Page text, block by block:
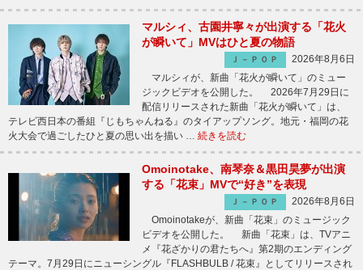
マルシィ、古園井寧々が出演する「花火
が瞬いて」MVはひと夏の物語
Ｊ－ＰＯＰ
2026年8月6日
マルシィが、新曲「花火が瞬いて」のミュー
ジックビデオを公開した。 2026年7月29日に
配信リリースされた新曲「花火が瞬いて」は、
テレビ西日本の番組『じもちゃんねる』のタイアップソング。地元・福岡の花
火大会で過ごしたひと夏の思い出を描い … 続きを読む
Omoinotake、南琴奈＆黒田昊夢が出演
する「花束」MVで“好き”を表現
Ｊ－ＰＯＰ
2026年8月6日
Omoinotakeが、新曲「花束」のミュージック
ビデオを公開した。 新曲「花束」は、TVアニ
メ『花ざかりの君たちへ』第2期のエンディング
テーマ。7月29日にニューシングル『FLASHBULB / 花束』としてリリースされ